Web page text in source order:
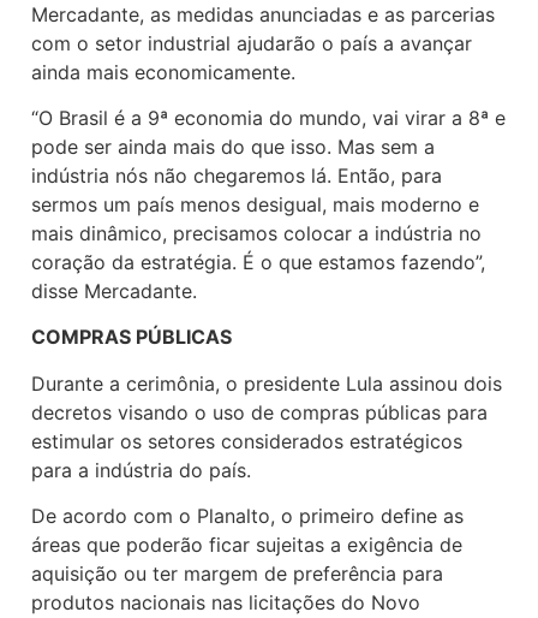
Mercadante, as medidas anunciadas e as parcerias
com o setor industrial ajudarão o país a avançar
ainda mais economicamente.
“O Brasil é a 9ª economia do mundo, vai virar a 8ª e
pode ser ainda mais do que isso. Mas sem a
indústria nós não chegaremos lá. Então, para
sermos um país menos desigual, mais moderno e
mais dinâmico, precisamos colocar a indústria no
coração da estratégia. É o que estamos fazendo”,
disse Mercadante.
COMPRAS PÚBLICAS
Durante a cerimônia, o presidente Lula assinou dois
decretos visando o uso de compras públicas para
estimular os setores considerados estratégicos
para a indústria do país.
De acordo com o Planalto, o primeiro define as
áreas que poderão ficar sujeitas a exigência de
aquisição ou ter margem de preferência para
produtos nacionais nas licitações do Novo